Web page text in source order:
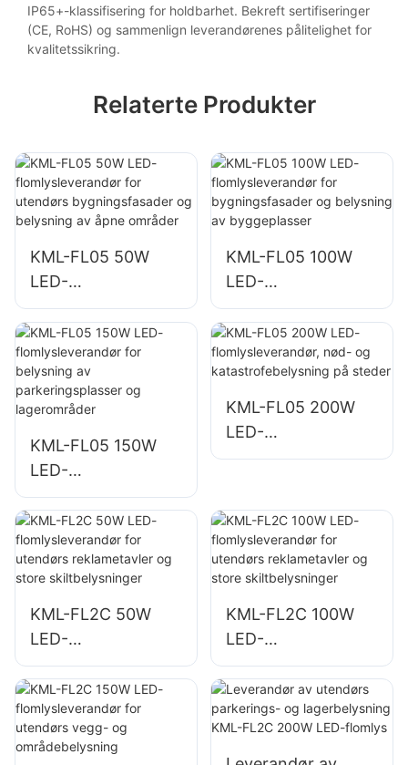
IP65+-klassifisering for holdbarhet. Bekreft sertifiseringer
(CE, RoHS) og sammenlign leverandørenes pålitelighet for
kvalitetssikring.
Relaterte Produkter
KML-FL05 50W
LED-
flomlysleverandør
for utendørs
bygningsfasader
og belysning av
åpne områder
KML-FL05 100W
LED-
flomlysleverandør
for
bygningsfasader
og belysning av
byggeplasser
KML-FL05 150W
LED-
flomlysleverandør
for belysning av
parkeringsplasser
og lagerområder
KML-FL05 200W
LED-
flomlysleverandør,
katastrofebelysnin
g på steder
KML-FL2C 50W
LED-
flomlysleverandør
for utendørs
reklametavler og
store
KML-FL2C 100W
LED-
flomlysleverandør
for utendørs
reklametavler og
store